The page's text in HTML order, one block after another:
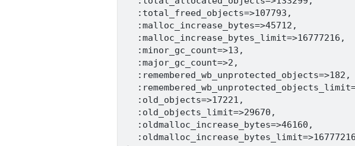
  :total_freed_objects=>107793,
  :malloc_increase_bytes=>45712,
  :malloc_increase_bytes_limit=>16777216,
  :minor_gc_count=>13,
  :major_gc_count=>2,
  :remembered_wb_unprotected_objects=>182,
  :old_objects=>17221,
  :old_objects_limit=>29670,
  :oldmalloc_increase_bytes=>46160,
  :oldmalloc_increase_bytes_limit=>16777216